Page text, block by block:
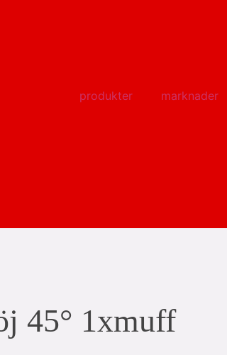
produkter marknader
45° 1xmuff